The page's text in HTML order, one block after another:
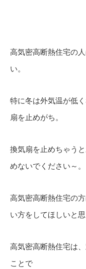
高気密高断熱住宅の
い。
特に冬は外気温が低
扇を止めがち。
換気扇を止めちゃう
めないでください～。
高気密高断熱住宅の
い方をしてほしいと思
高気密高断熱住宅は
ことで